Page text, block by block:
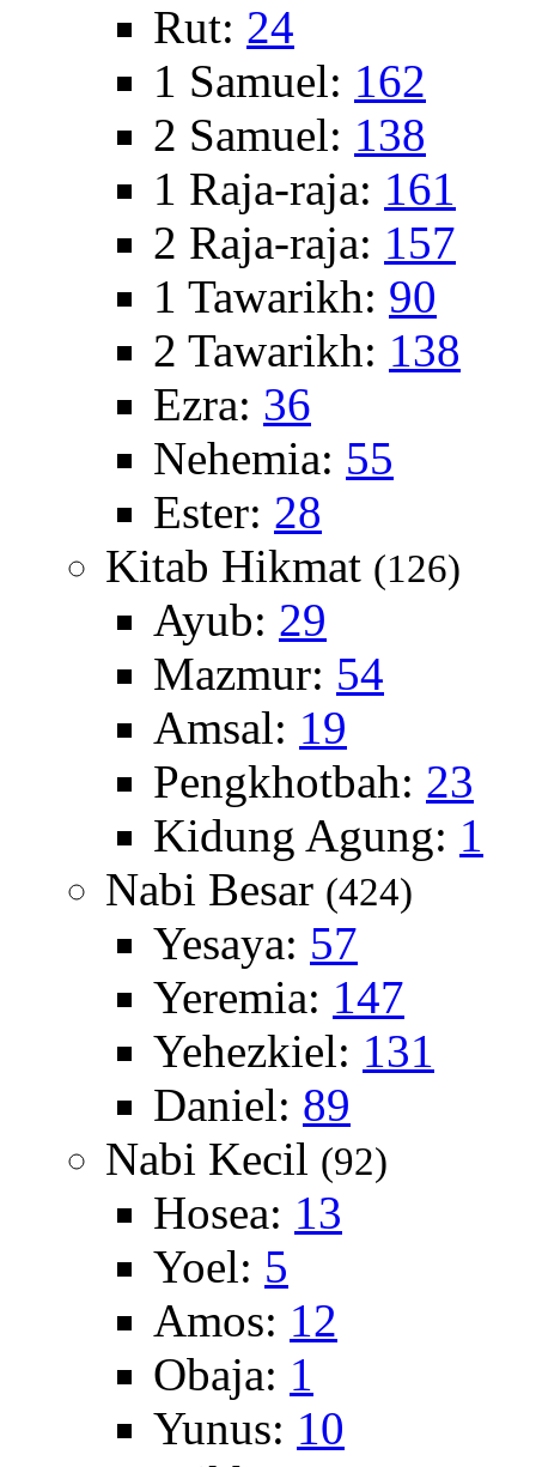
Rut: 24
1 Samuel: 162
2 Samuel: 138
1 Raja-raja: 161
2 Raja-raja: 157
1 Tawarikh: 90
2 Tawarikh: 138
Ezra: 36
Nehemia: 55
Ester: 28
Kitab Hikmat (126)
Ayub: 29
Mazmur: 54
Amsal: 19
Pengkhotbah: 23
Kidung Agung: 1
Nabi Besar (424)
Yesaya: 57
Yeremia: 147
Yehezkiel: 131
Daniel: 89
Nabi Kecil (92)
Hosea: 13
Yoel: 5
Amos: 12
Obaja: 1
Yunus: 10